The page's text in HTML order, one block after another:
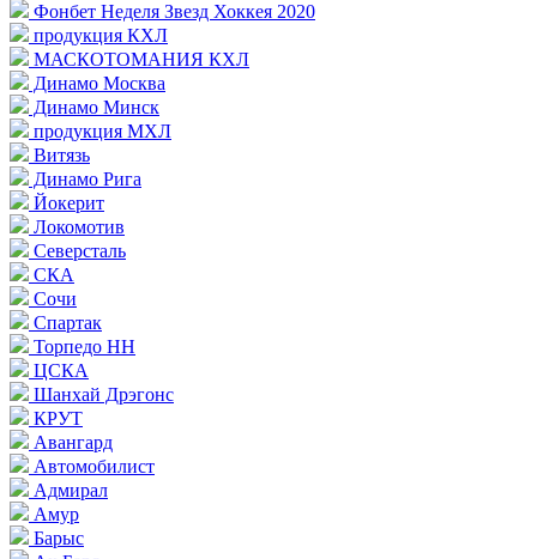
Фонбет Неделя Звезд Хоккея 2020
продукция КХЛ
МАСКОТОМАНИЯ КХЛ
Динамо Москва
Динамо Минск
продукция МХЛ
Витязь
Динамо Рига
Йокерит
Локомотив
Северсталь
СКА
Сочи
Спартак
Торпедо НН
ЦСКА
Шанхай Дрэгонс
КРУТ
Авангард
Автомобилист
Адмирал
Амур
Барыс